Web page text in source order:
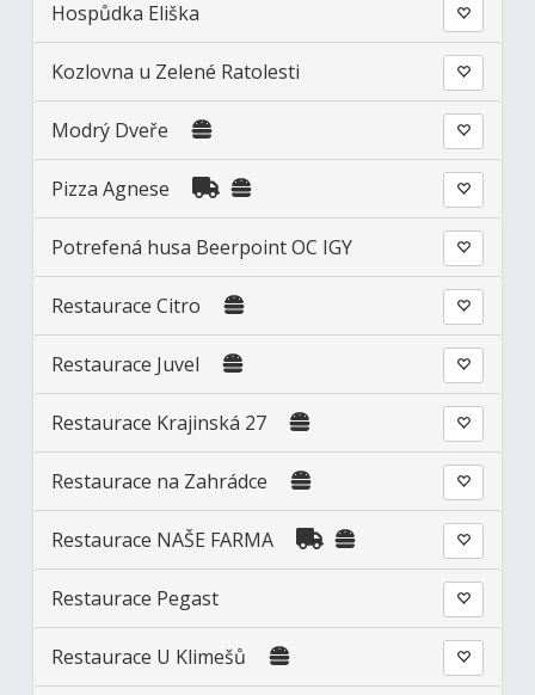
Hospůdka Eliška
Kozlovna u Zelené Ratolesti
Modrý Dveře
Pizza Agnese
Potrefená husa Beerpoint OC IGY
Restaurace Citro
Restaurace Juvel
Restaurace Krajinská 27
Restaurace na Zahrádce
Restaurace NAŠE FARMA
Restaurace Pegast
Restaurace U Klimešů